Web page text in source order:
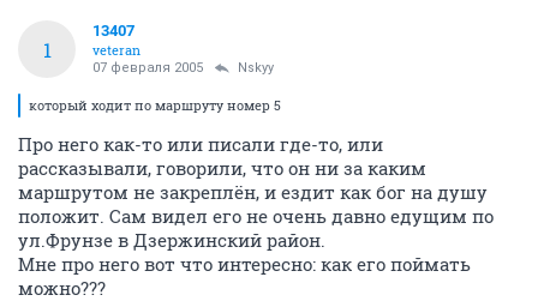
1
13407
veteran
07 февраля 2005 Nskyy
который ходит по маршруту номер 5
Про него как-то или писали где-то, или
рассказывали, говорили, что он ни за каким
маршрутом не закреплён, и ездит как бог на душу
положит. Сам видел его не очень давно едущим по
ул.Фрунзе в Дзержинский район.
Мне про него вот что интересно: как его поймать
можно???